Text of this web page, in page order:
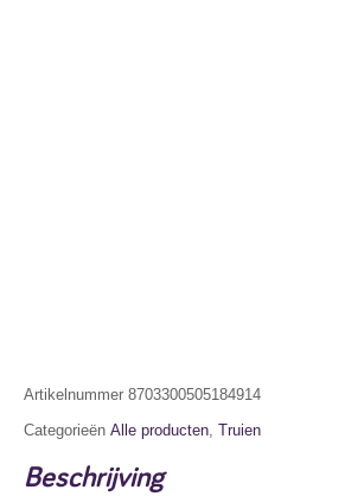
Artikelnummer 8703300505184914
Categorieën Alle producten, Truien
Beschrijving